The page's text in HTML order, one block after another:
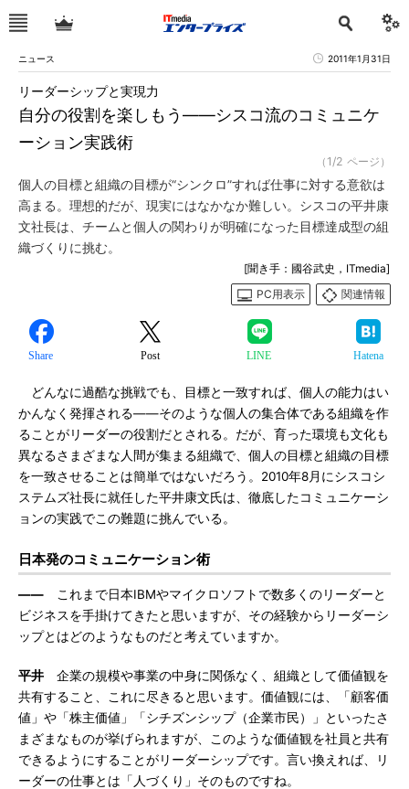
ニュース 2011年1月31日
自分の役割を楽しもう――シスコ流のコミュニケ
ーション実践術
リーダーシップと実現力
（1/2 ページ）
個人の目標と組織の目標が“シンクロ”すれば仕事に対する意欲は
高まる。理想的だが、現実にはなかなか難しい。シスコの平井康
文社長は、チームと個人の関わりが明確になった目標達成型の組
織づくりに挑む。
[聞き手：國谷武史，ITmedia]
PC用表示
関連情報
Share Post LINE Hatena
どんなに過酷な挑戦でも、目標と一致すれば、個人の能力はい
かんなく発揮される――そのような個人の集合体である組織を作
ることがリーダーの役割だとされる。だが、育った環境も文化も
異なるさまざまな人間が集まる組織で、個人の目標と組織の目標
を一致させることは簡単ではないだろう。2010年8月にシスコシ
ステムズ社長に就任した平井康文氏は、徹底したコミュニケーシ
ョンの実践でこの難題に挑んでいる。
日本発のコミュニケーション術
―― これまで日本IBMやマイクロソフトで数多くのリーダーと
ビジネスを手掛けてきたと思いますが、その経験からリーダーシ
ップとはどのようなものだと考えていますか。
平井 企業の規模や事業の中身に関係なく、組織として価値観を
共有すること、これに尽きると思います。価値観には、「顧客価
値」や「株主価値」「シチズンシップ（企業市民）」といったさ
まざまなものが挙げられますが、このような価値観を社員と共有
できるようにすることがリーダーシップです。言い換えれば、リ
ーダーの仕事とは「人づくり」そのものですね。